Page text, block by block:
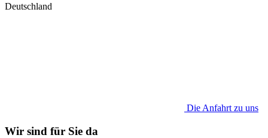
Deutschland
Die Anfahrt zu uns
Wir sind für Sie da